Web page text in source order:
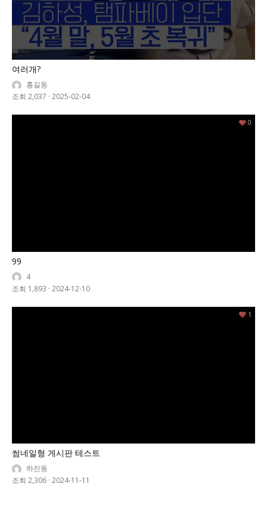
여러개?
홍길동
조회 2,037 · 2025-02-04
99
4
조회 1,893 · 2024-12-10
0
썸네일형 게시판 테스트
하진동
조회 2,306 · 2024-11-11
1